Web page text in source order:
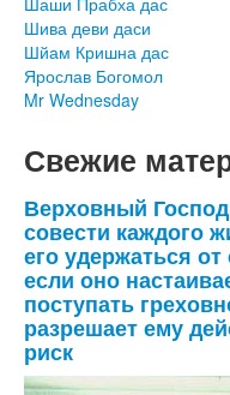
Шива деви даси
Шйам Кришна дас
Ярослав Богомол
Mr Wednesday
Свежие
Верховный
совести каждого
его удержаться
если оно
поступать
разрешает ему
риск